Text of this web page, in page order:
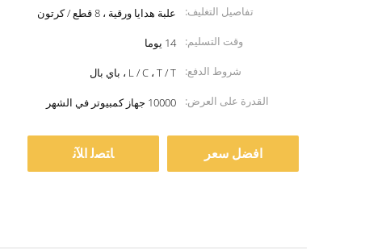
تفاصيل التغليف:
علبة هدايا ورقية ، 8 قطع / كرتون
وقت التسليم:
14 يوما
شروط الدفع:
L / C ، T / T ، باي بال
القدرة على العرض:
10000 جهاز كمبيوتر في الشهر
افضل سعر ﺎﺘﺼﻟ ﺍﻶﻧ